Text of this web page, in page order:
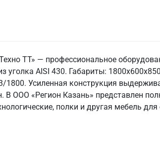
ТТ» — профессиональное
уголка AISI 430. Габариты:
Усиленная конструкция
В ООО «Регион Казань» представлен
полки и другая мебель